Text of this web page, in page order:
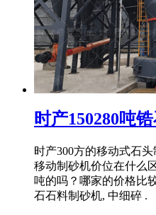
时产150280吨
时产300方的移动式石
移动制砂机价位在什么
吨的吗？哪家的价格比
石石料制砂机, 中细碎 .